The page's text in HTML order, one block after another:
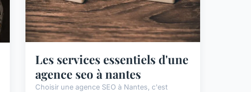
Les services essentiels d'une
agence seo à nantes
Choisir une agence SEO à Nantes, c'est